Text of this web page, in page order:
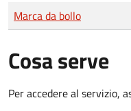
Tipo di pagamento
Importo
Marca da bollo
Cosa serve
Per accedere al servizio,